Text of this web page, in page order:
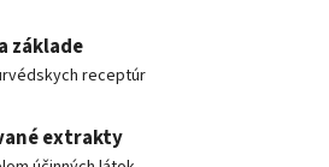
základe
receptúr
extrakty